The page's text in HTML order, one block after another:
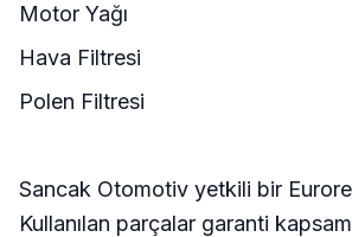
Motor Yağı
Hava Filtresi
Polen Filtresi
Sancak Otomotiv yetkili bir
Kullanılan parçalar garanti